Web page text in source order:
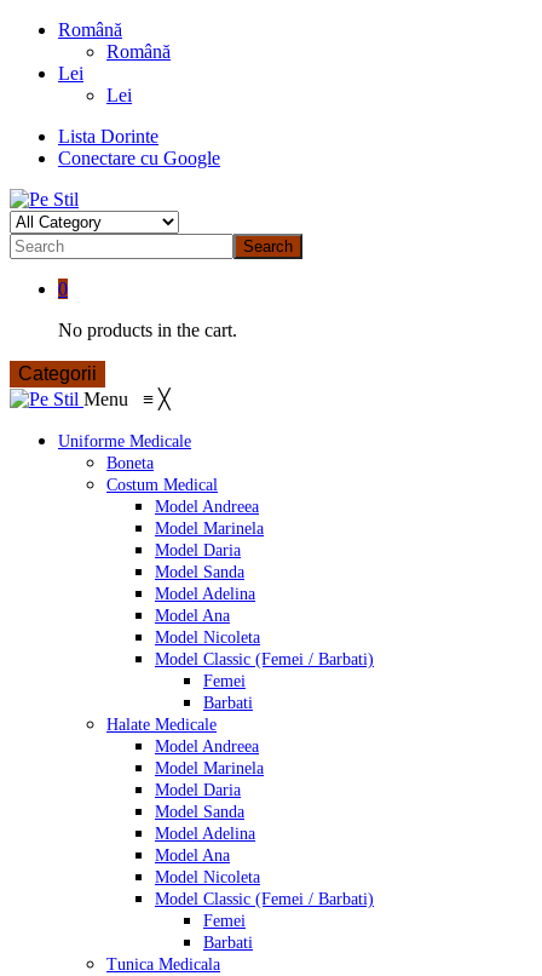
Română
Română
Lei
Lei
Lista Dorinte
Conectare cu Google
Search
0
No products in the cart.
Categorii
Menu ≡ ╳
Uniforme Medicale
Boneta
Costum Medical
Model Andreea
Model Marinela
Model Daria
Model Sanda
Model Adelina
Model Ana
Model Nicoleta
Model Classic (Femei / Barbati)
Femei
Barbati
Halate Medicale
Model Andreea
Model Marinela
Model Daria
Model Sanda
Model Adelina
Model Ana
Model Nicoleta
Model Classic (Femei / Barbati)
Femei
Barbati
Tunica Medicala